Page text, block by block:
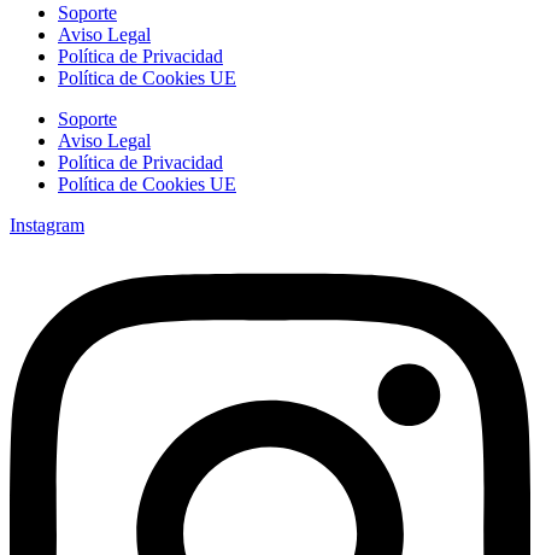
Soporte
Aviso Legal
Política de Privacidad
Política de Cookies UE
Soporte
Aviso Legal
Política de Privacidad
Política de Cookies UE
Instagram